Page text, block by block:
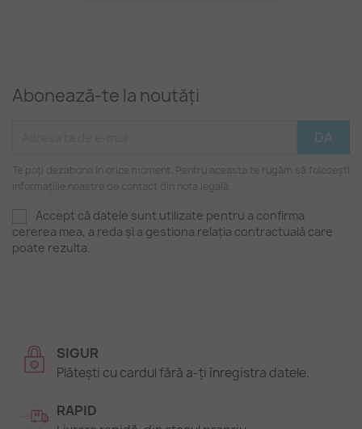
Abonează-te la noutăți
Te poți dezabona în orice moment. Pentru aceasta te rugăm să folosești
informațiile noastre de contact din nota legală.
Accept că datele sunt utilizate pentru a confirma
cererea mea, a reda și a gestiona relația contractuală care
poate rezulta.
SIGUR
Plătești cu cardul fără a-ți înregistra datele.
RAPID